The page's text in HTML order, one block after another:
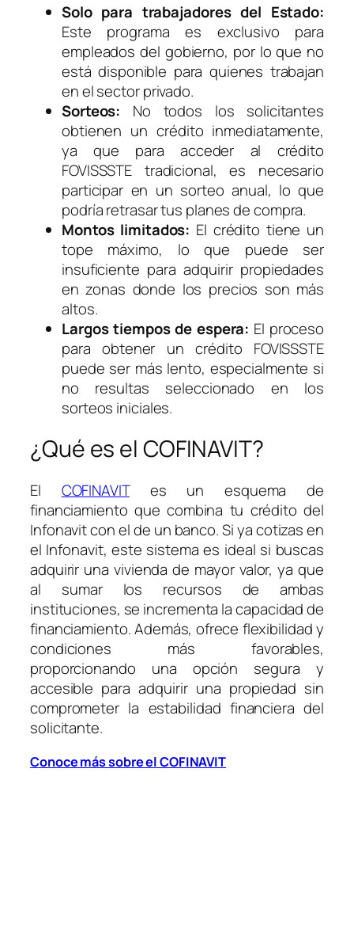
Solo para trabajadores del Estado:
Este programa es exclusivo para
empleados del gobierno, por lo que no
está disponible para quienes trabajan
en el sector privado.
Sorteos: No todos los solicitantes
obtienen un crédito inmediatamente,
ya que para acceder al crédito
FOVISSSTE tradicional, es necesario
participar en un sorteo anual, lo que
podría retrasar tus planes de compra.
Montos limitados: El crédito tiene un
tope máximo, lo que puede ser
insuficiente para adquirir propiedades
en zonas donde los precios son más
altos.
Largos tiempos de espera: El proceso
para obtener un crédito FOVISSSTE
puede ser más lento, especialmente si
no resultas seleccionado en los
sorteos iniciales.
¿Qué es el COFINAVIT?
El COFINAVITes un esquema de
financiamiento que combina tu crédito del
Infonavit con el de un banco. Si ya cotizas en
el Infonavit, este sistema es ideal si buscas
adquirir una vivienda de mayor valor, ya que
al sumar los recursos de ambas
instituciones, se incrementa la capacidad de
financiamiento. Además, ofrece flexibilidad y
condiciones más favorables,
proporcionando una opción segura y
accesible para adquirir una propiedad sin
comprometer la estabilidad financiera del
solicitante.
Conoce más sobre el COFINAVIT